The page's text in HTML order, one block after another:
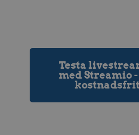
Testa
med Streamio